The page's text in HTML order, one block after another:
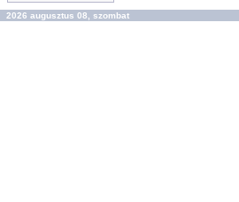
2026 augusztus 08, szombat